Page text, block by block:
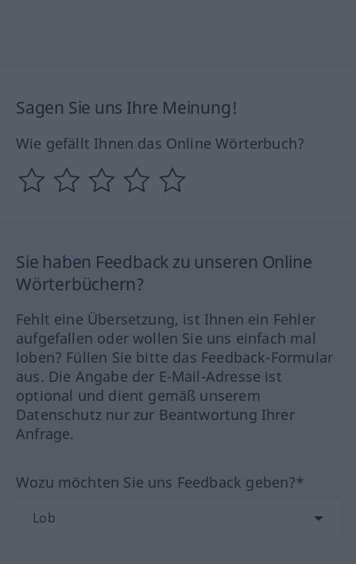
Sagen Sie uns Ihre Meinung!
Wie gefällt Ihnen das Online Wörterbuch?
Sie haben Feedback zu unseren Online
Wörterbüchern?
Fehlt eine Übersetzung, ist Ihnen ein Fehler
aufgefallen oder wollen Sie uns einfach mal
loben? Füllen Sie bitte das Feedback-Formular
aus. Die Angabe der E-Mail-Adresse ist
optional und dient gemäß unserem
Datenschutz nur zur Beantwortung Ihrer
Anfrage.
Wozu möchten Sie uns Feedback geben?*